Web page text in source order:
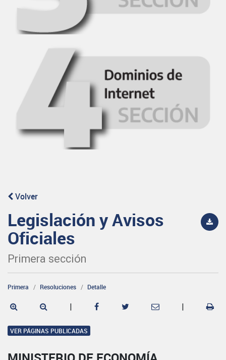
Volver
Legislación y Avisos
Oficiales
Primera sección
Primera Resoluciones Detalle
| |
VER PÁGINAS PUBLICADAS